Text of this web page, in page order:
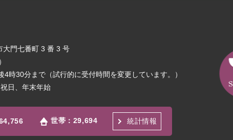
門七番町 3 番 3 号
4時30分まで（試行的に受付時間を変更しています。）
日、年末年始
世帯： 29,694 統計情報